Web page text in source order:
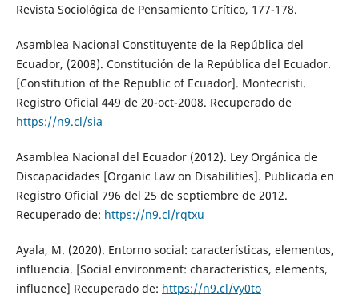
Revista Sociológica de Pensamiento Crítico, 177-178.
Asamblea Nacional Constituyente de la República del
Ecuador, (2008). Constitución de la República del Ecuador.
[Constitution of the Republic of Ecuador]. Montecristi.
Registro Oficial 449 de 20-oct-2008. Recuperado de
https://n9.cl/sia
Asamblea Nacional del Ecuador (2012). Ley Orgánica de
Discapacidades [Organic Law on Disabilities]. Publicada en
Registro Oficial 796 del 25 de septiembre de 2012.
Recuperado de: https://n9.cl/rqtxu
Ayala, M. (2020). Entorno social: características, elementos,
influencia. [Social environment: characteristics, elements,
influence] Recuperado de: https://n9.cl/vy0to